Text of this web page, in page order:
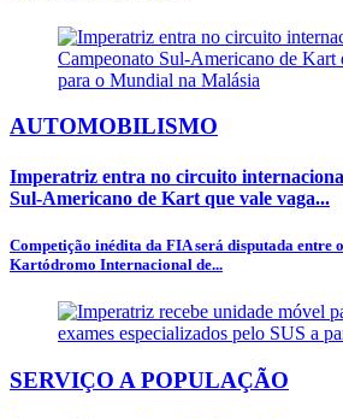
AUTOMOBILISMO
Imperatriz entra no circuito
Sul-Americano de Kart que vale vaga...
Competição inédita da FIA será disputada entre
Kartódromo Internacional de...
SERVIÇO A POPULAÇÃO